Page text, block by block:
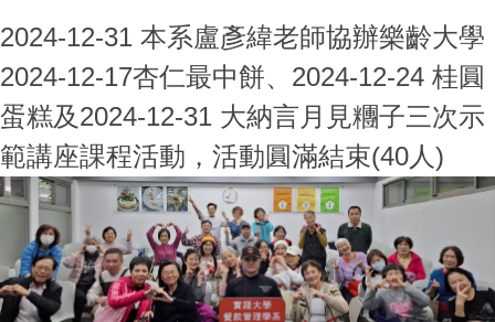
2024-12-31 本系盧彥緯老師協辦樂齡大學
2024-12-17杏仁最中餅、2024-12-24 桂圓
蛋糕及2024-12-31 大納言月見糰子三次示
範講座課程活動，活動圓滿結束(40人)